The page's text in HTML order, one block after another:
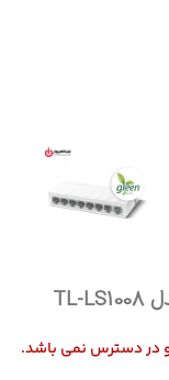
در دسترس نمی باشد.